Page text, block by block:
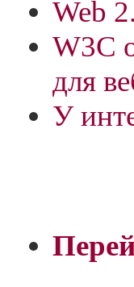
Web
W3C
для
У